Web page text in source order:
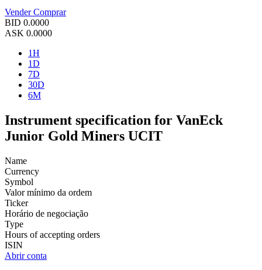
VenderComprar
BID 0.0000
ASK 0.0000
1H
1D
7D
30D
6M
Instrument specification for VanEck
Junior Gold Miners UCIT
Name
Currency
Symbol
Valor mínimo da ordem
Ticker
Horário de negociação
Type
Hours of accepting orders
ISIN
Abrir conta